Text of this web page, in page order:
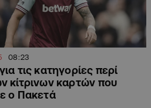
08:23
τις κατηγορίες περί
κίτρινων καρτών που
ο Πακετά